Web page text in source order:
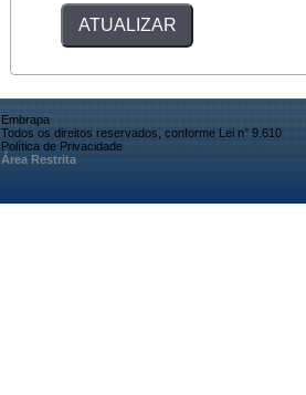
Embrapa
Todos os direitos reservados, conforme Lei n° 9.610
Política de Privacidade
Área Restrita